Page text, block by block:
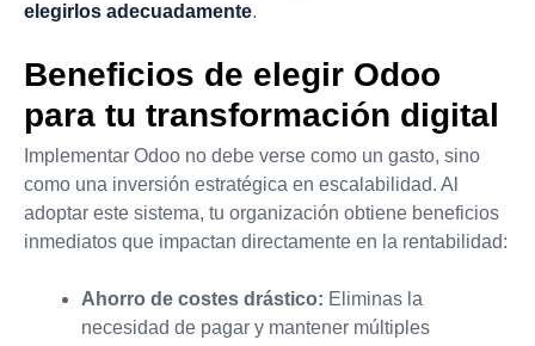
elegirlos adecuadamente.
Beneficios de elegir Odoo
para tu transformación digital
Implementar Odoo no debe verse como un gasto, sino
como una inversión estratégica en escalabilidad. Al
adoptar este sistema, tu organización obtiene beneficios
inmediatos que impactan directamente en la rentabilidad:
Ahorro de costes drástico: Eliminas la
necesidad de pagar y mantener múltiples